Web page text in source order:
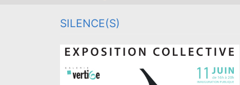
SILENCE(S)